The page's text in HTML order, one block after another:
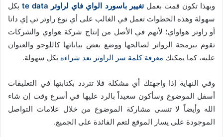
وبهذا تكون قمت بعملتغيير باسورد الواي فاي لراوتر te data
بكل
سهولة وهذه الخطوات تعمل في الغالب على أي نوع راوتر تي إي داتا
أو راوتر هواواي؛ لأنهم في الأصل من إنتاج شركة هواوي والشركات
تقوم ببرمجة الرواتر لصالحها ووضع بعض بياناتها كاللوجو والعنوان
عليه، كما يمكنك معرفة كلمة سر الراوتر بعد شراءه بكل سهولة.
وفي النهاية إذا واجهتك أي مشكلة فلا تتردد بكتابتها في التعليقات
أسفل الموضوع وسأكون سعيداً بالرد عليها في أسرع وقت إن شاء
الله وأيضاً لا تنسى مشاركة الموضوع من خلال علامات التواصل
الموجودة على يسار الموقع لتعم الفائدة على الجميع.